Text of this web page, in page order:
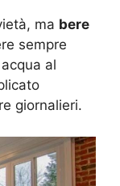
ma bere
sempre
al
giornalieri.